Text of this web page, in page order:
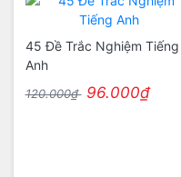
45 Đề Trắc Nghiệm Tiếng
Anh
120.000₫ 96.000₫